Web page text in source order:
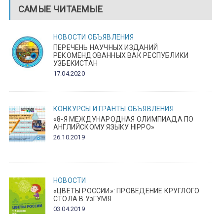
САМЫЕ ЧИТАЕМЫЕ
НОВОСТИ ОБЪЯВЛЕНИЯ
ПЕРЕЧЕНЬ НАУЧНЫХ ИЗДАНИЙ
РЕКОМЕНДОВАННЫХ ВАК РЕСПУБЛИКИ
УЗБЕКИСТАН
17.04.2020
КОНКУРСЫ И ГРАНТЫ ОБЪЯВЛЕНИЯ
«8-Я МЕЖДУНАРОДНАЯ ОЛИМПИАДА ПО
АНГЛИЙСКОМУ ЯЗЫКУ HIPPO»
26.10.2019
НОВОСТИ
«ЦВЕТЫ РОССИИ»: ПРОВЕДЕНИЕ КРУГЛОГО
СТОЛА В УзГУМЯ
03.04.2019